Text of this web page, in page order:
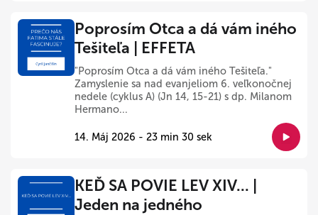
Poprosím Otca a dá vám iného
Tešiteľa | EFFETA
"Poprosím Otca a dá vám iného Tešiteľa."
Zamyslenie sa nad evanjeliom 6. veľkonočnej
nedele (cyklus A) (Jn 14, 15-21) s dp. Milanom
Hermano...
14. Máj 2026 - 23 min 30 sek
KEĎ SA POVIE LEV XIV... |
Jeden na jedného